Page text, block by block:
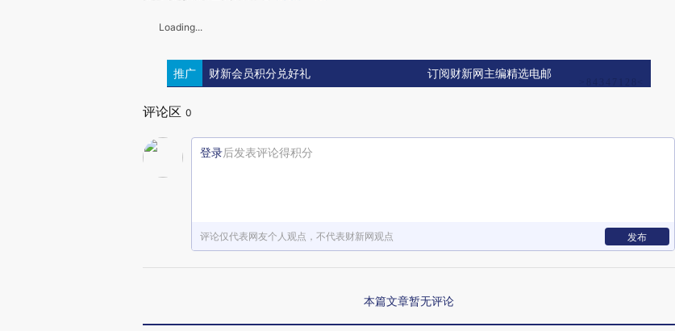
Loading...
推广 财新会员积分兑好礼 订阅财新网主编精选电邮
评论区 0
登录后发表评论得积分
评论仅代表网友个人观点，不代表财新网观点 发布
本篇文章暂无评论